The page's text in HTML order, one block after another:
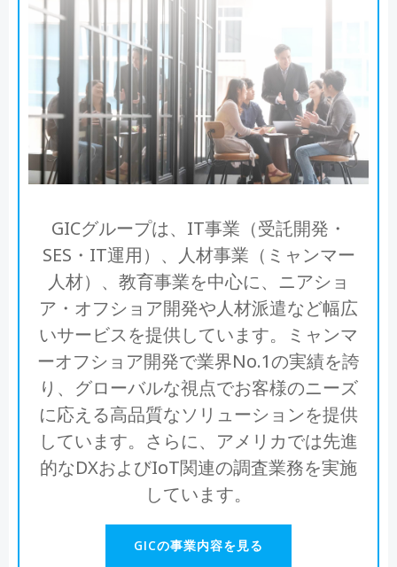
GICグループは、IT事業（受託開発・
SES・IT運用）、人材事業（ミャンマー
人材）、教育事業を中心に、ニアショ
ア・オフショア開発や人材派遣など幅広
いサービスを提供しています。ミャンマ
ーオフショア開発で業界No.1の実績を誇
り、グローバルな視点でお客様のニーズ
に応える高品質なソリューションを提供
しています。さらに、アメリカでは先進
的なDXおよびIoT関連の調査業務を実施
しています。
GICの事業内容を見る